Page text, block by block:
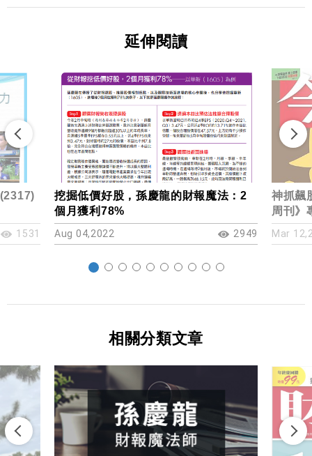
延伸閱讀
1531
挖掘低價好股，孫慶龍的財報魔法：2
個月獲利78%
Aug 04,2022 2949
神抓飆
周刊》
Mar
相關分類文章